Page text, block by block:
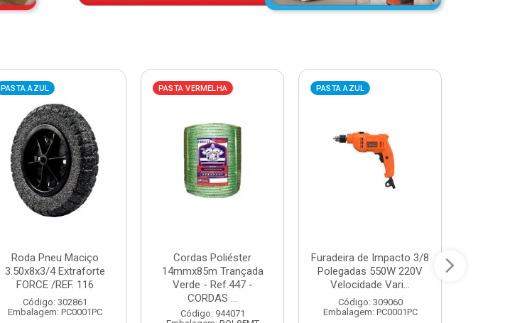
PASTA AZUL
Roda Pneu Maciço
3.50x8x3/4 Extraforte
FORCE /REF. 116
Código: 302861
Embalagem: PC0001PC
PASTA VERMELHA
Cordas Poliéster
14mmx85m Trançada
Verde - Ref.447 -
CORDAS ...
Código: 944071
PASTA AZUL
Furadeira de Impacto 3/8
Polegadas 550W 220V
Velocidade Vari...
Código: 309060
Embalagem: PC0001PC